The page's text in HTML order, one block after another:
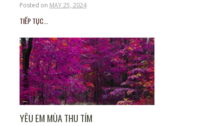
Posted on MAY 25, 2024
TIẾP TỤC...
YÊU EM MÙA THU TÍM